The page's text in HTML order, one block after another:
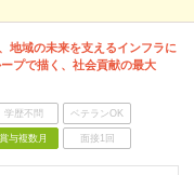
地域の未来を支えるインフラに
プで描く、社会貢献の最大
学歴不問 ベテランOK
賞与複数月 面接1回